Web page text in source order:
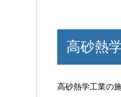
高砂熱
高砂熱学工業の